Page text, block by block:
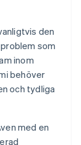
den
som
inom
behöver
och tydliga
med en